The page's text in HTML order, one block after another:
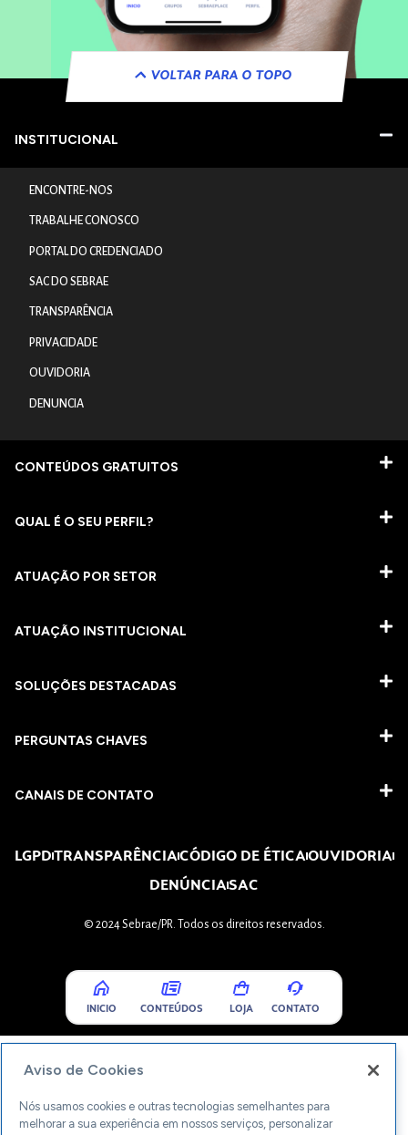
VOLTAR PARA O TOPO
INSTITUCIONAL
ENCONTRE-NOS
TRABALHE CONOSCO
PORTAL DO CREDENCIADO
SAC DO SEBRAE
TRANSPARÊNCIA
PRIVACIDADE
OUVIDORIA
DENUNCIA
CONTEÚDOS GRATUITOS
QUAL É O SEU PERFIL?
ATUAÇÃO POR SETOR
ATUAÇÃO INSTITUCIONAL
SOLUÇÕES DESTACADAS
PERGUNTAS CHAVES​
CANAIS DE CONTATO
LGPDTRANSPARÊNCIACÓDIGO DE ÉTICAOUVIDORIA
DENÚNCIASAC
© 2024 Sebrae/PR. Todos os direitos reservados.
INICIO CONTEÚDOS LOJA CONTATO
Aviso de Cookies
Nós usamos cookies e outras tecnologias semelhantes para
melhorar a sua experiência em nossos serviços, personalizar